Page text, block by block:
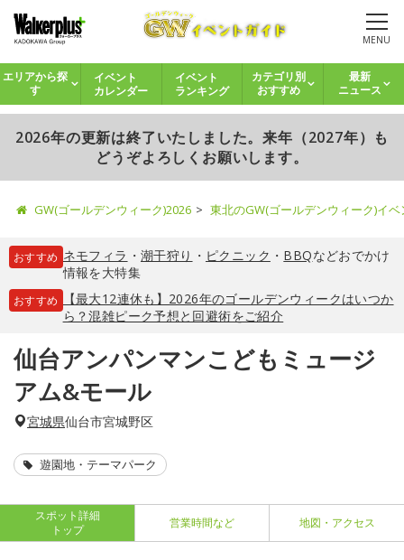
MENU
エリアから探
す
イベント
カレンダー
イベント
ランキング
カテゴリ別
おすすめ
最新
ニュース
2026年の更新は終了いたしました。来年（2027年）も
どうぞよろしくお願いします。
GW(ゴールデンウィーク)2026 東北のGW(ゴールデンウィーク)イ
おすすめ ネモフィラ ・ 潮干狩り ・ ピクニック ・ BBQなどおでかけ
情報を大特集
おすすめ
【最大12連休も】2026年のゴールデンウィークはいつか
ら？混雑ピーク予想と回避術をご紹介
仙台アンパンマンこどもミュージ
アム&モール
宮城県仙台市宮城野区
遊園地・テーマパーク
スポット詳細
トップ
営業時間など 地図・アクセス